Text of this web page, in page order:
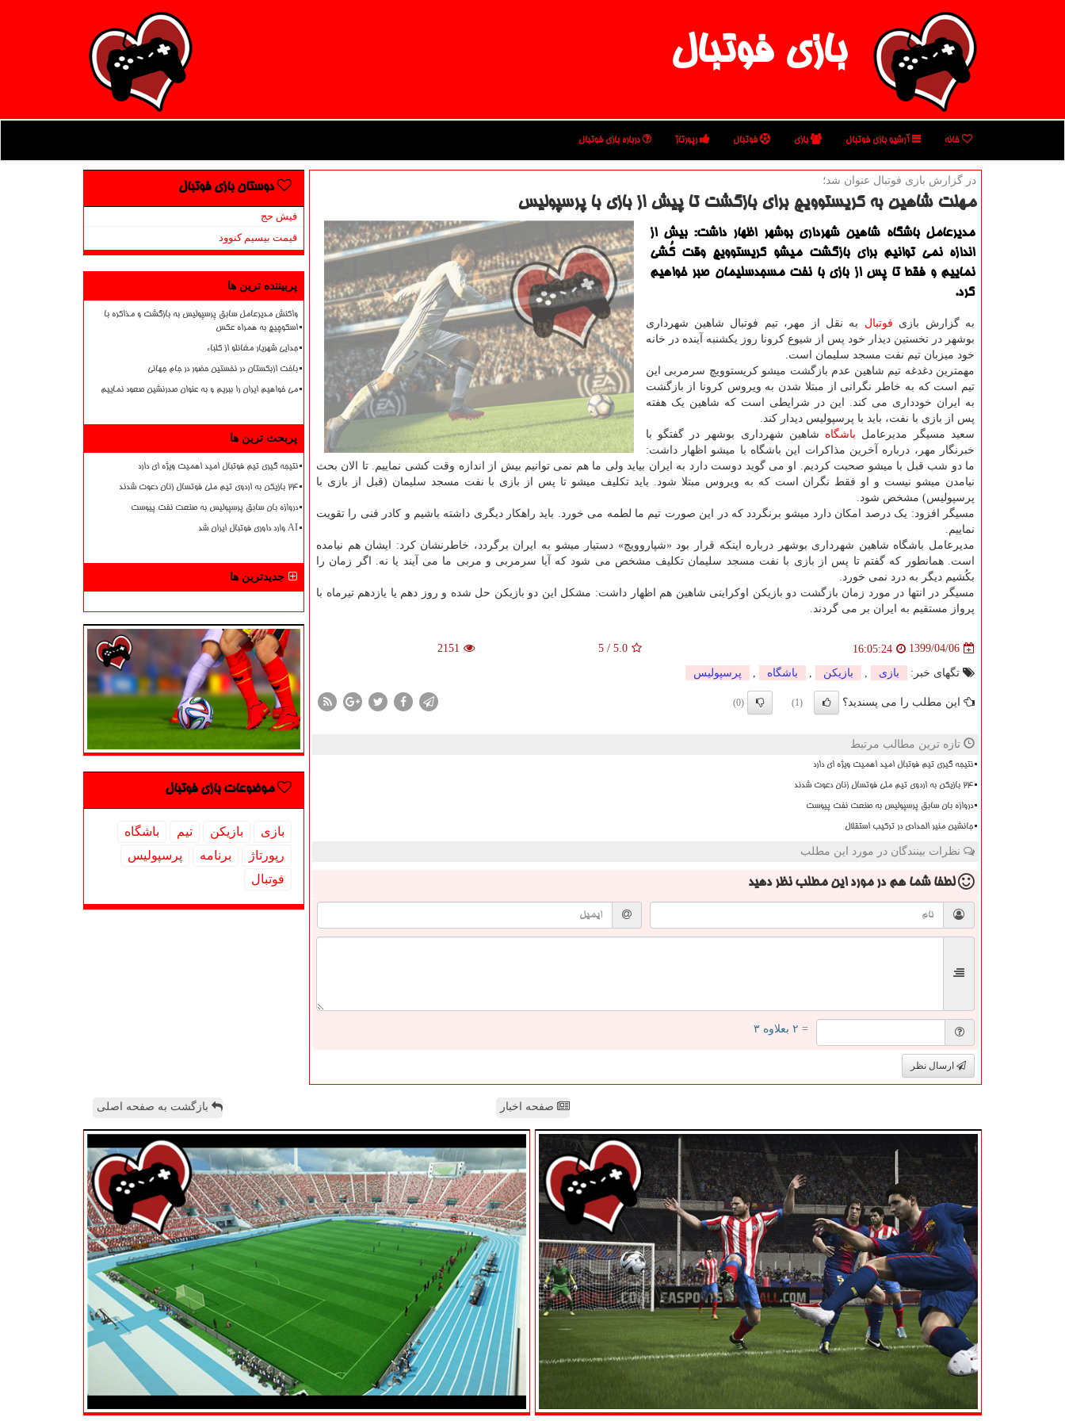
بازی فوتبال
خانه آرشیو بازی فوتبال بازی فوتبال رپورتاژ درباره بازی فوتبال
در گزارش بازی فوتبال عنوان شد؛
مهلت شاهین به كریستوویچ برای بازگشت تا پیش از بازی با پرسپولیس
مدیرعامل باشگاه شاهین شهرداری بوشهر اظهار داشت: بیش از
اندازه نمی توانیم برای بازگشت میشو كریستوویچ وقت كُشی
نماییم و فقط تا پس از بازی با نفت مسجدسلیمان صبر خواهیم
كرد.
به گزارش بازی فوتبال به نقل از مهر، تیم فوتبال شاهین شهرداری
بوشهر در نخستین دیدار خود پس از شیوع کرونا روز یکشنبه آینده در خانه
خود میزبان تیم نفت مسجد سلیمان است.
مهمترین دغدغه تیم شاهین عدم بازگشت میشو کریستوویچ سرمربی این
تیم است که به خاطر نگرانی از مبتلا شدن به ویروس کرونا از بازگشت
به ایران خودداری می کند. این در شرایطی است که شاهین یک هفته
پس از بازی با نفت، باید با پرسپولیس دیدار کند.
سعید مسیگر مدیرعامل باشگاه شاهین شهرداری بوشهر در گفتگو با
خبرنگار مهر، درباره آخرین مذاکرات این باشگاه با میشو اظهار داشت:
ما دو شب قبل با میشو صحبت کردیم. او می گوید دوست دارد به ایران بیاید ولی ما هم نمی توانیم بیش از اندازه وقت کشی نماییم. تا الان بحث
نیامدن میشو نیست و او فقط نگران است که به ویروس مبتلا شود. باید تکلیف میشو تا پس از بازی با نفت مسجد سلیمان (قبل از بازی با
پرسپولیس) مشخص شود.
مسیگر افزود: یک درصد امکان دارد میشو برنگردد که در این صورت تیم ما لطمه می خورد. باید راهکار دیگری داشته باشیم و کادر فنی را تقویت
نماییم.
مدیرعامل باشگاه شاهین شهرداری بوشهر درباره اینکه قرار بود «شپاروویچ» دستیار میشو به ایران برگردد، خاطرنشان کرد: ایشان هم نیامده
است. همانطور که گفتم تا پس از بازی با نفت مسجد سلیمان تکلیف مشخص می شود که آیا سرمربی و مربی ما می آیند یا نه. اگر زمان را
بکُشیم دیگر به درد نمی خورد.
مسیگر در انتها در مورد زمان بازگشت دو بازیکن اوکراینی شاهین هم اظهار داشت: مشکل این دو بازیکن حل شده و روز دهم یا یازدهم تیرماه با
پرواز مستقیم به ایران بر می گردند.
1399/04/06
16:05:24
5.0
/
5
2151
تگهای خبر: بازی بازیكن باشگاه پرسپولیس
این مطلب را می پسندید؟ (1)
(0)
تازه ترین مطالب مرتبط
نتیجه گیری تیم فوتبال امید اهمیت ویژه ای دارد
۲۴ بازیکن به اردوی تیم ملی فوتسال زنان دعوت شدند
دروازه بان سابق پرسپولیس به صنعت نفت پیوست
جانشین منیر الحدادی در ترکیب استقلال
نظرات بینندگان در مورد این مطلب
لطفا شما همدر مورد این مطلب نظر دهید
= ۲ بعلاوه ۳
ارسال نظر
دوستان بازی فوتبال
فیش حج
قیمت بیسیم کنوود
پربیننده ترین ها
واکنش مدیرعامل سابق پرسپولیس به بازگشت و مذاکره با
اسکوچیچ به همراه عکس
جدایی شهریار مغانلو از کلباء
باخت ازبکستان در نخستین حضور در جام جهانی
می خواهیم ایران را ببریم و به عنوان صدرنشین صعود نماییم
پربحث ترین ها
نتیجه گیری تیم فوتبال امید اهمیت ویژه ای دارد
۲۴ بازیکن به اردوی تیم ملی فوتسال زنان دعوت شدند
دروازه بان سابق پرسپولیس به صنعت نفت پیوست
AI وارد داوری فوتبال ایران شد
جدیدترین ها
موضوعات بازی فوتبال
بازی بازیكن تیم
باشگاه
رپورتاژ
برنامه
پرسپولیس
فوتبال
صفحه اخبار بازگشت به صفحه اصلی